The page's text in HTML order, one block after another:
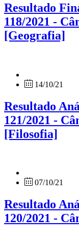
Resultado
118/2021 -
[Geografia]
14/10/21
Resultado
121/2021 -
[Filosofia]
07/10/21
Resultado
120/2021 -